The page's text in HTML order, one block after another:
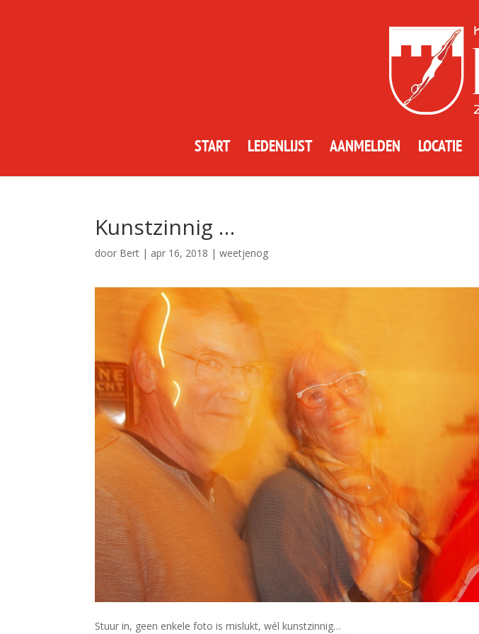
START LEDENLIJST AANMELDEN LOCATIE
Kunstzinnig …
door Bert | apr 16, 2018 |weetjenog
Stuur in, geen enkele foto is mislukt, wél kunstzinnig…